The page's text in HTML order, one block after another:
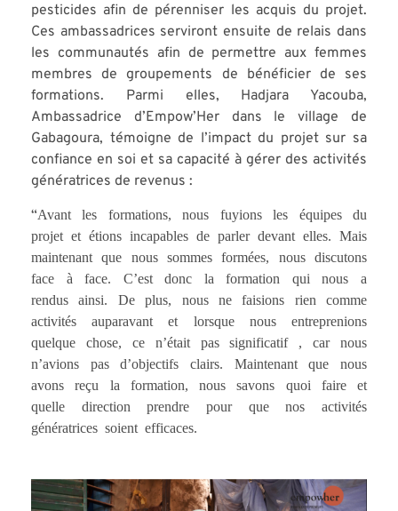
pesticides afin de pérenniser les acquis du projet.
Ces ambassadrices serviront ensuite de relais dans
les communautés afin de permettre aux femmes
membres de groupements de bénéficier de ses
formations. Parmi elles, Hadjara Yacouba,
Ambassadrice d’Empow’Her dans le village de
Gabagoura, témoigne de l’impact du projet sur sa
confiance en soi et sa capacité à gérer des activités
génératrices de revenus :
“Avant les formations, nous fuyions les équipes du
projet et étions incapables de parler devant elles. Mais
maintenant que nous sommes formées, nous discutons
face à face. C’est donc la formation qui nous a
rendusainsi. De plus, nous ne faisions rien comme
activités auparavant et lorsque nous entreprenions
quelque chose, ce n’était pas significatif , car nous
n’avions pas d’objectifs clairs. Maintenant que nous
avons reçu la formation, nous savons quoi faire et
quelle direction prendre pour que nos activités
génératrices soient efficaces.